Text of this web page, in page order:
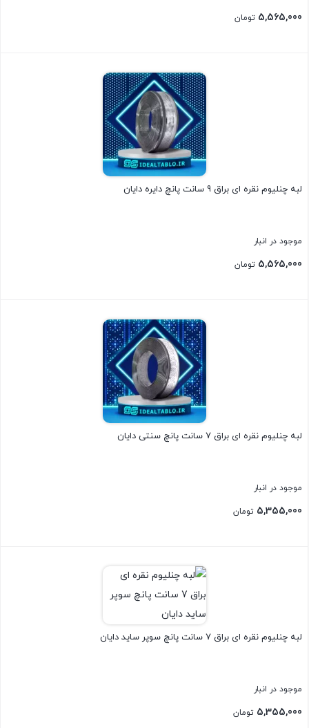
5,565,000 تومان
لبه چنلیوم نقره ای براق 9 سانت پانچ دایره دایان
موجود در انبار
5,565,000 تومان
لبه چنلیوم نقره ای براق 7 سانت پانچ سنتی دایان
موجود در انبار
5,355,000 تومان
لبه چنلیوم نقره ای براق 7 سانت پانچ سوپر ساید دایان
موجود در انبار
5,355,000 تومان